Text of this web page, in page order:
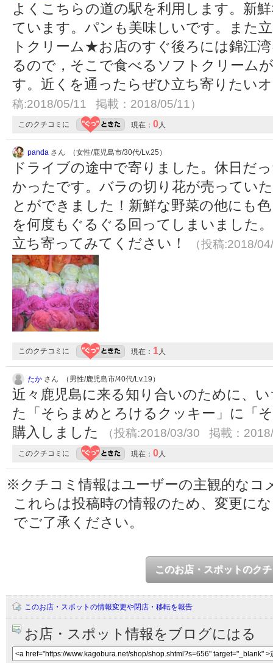
よくこちらの道の駅を利用します。新
ています。パンも美味しいです。また
トクリーム★お店のすぐ後ろには錦江
るので，そこで食べるソフトクリーム
す。近くを通ったらぜひ立ち寄りたい
稿:2018/05/11 掲載：2018/05/11）
このクチコミに 現在： 0人
panda さん （女性/鹿児島市/30代/Lv.25）
ドライブの途中で寄りました。休日だ
かったです。バラの切り花が売ってい
とができました！新鮮な野菜の他にも
を何度もぐるぐる回ってしまいました
立ち寄ってみてください！
（投稿:2018/
このクチコミに 現在： 1人
たか さん （男性/鹿児島市/40代/Lv.19）
近々鹿児島に来る知り合いのために、
た「そらまめとろけるクッキー」に「
購入しました
（投稿:2018/03/30 掲載：
このクチコミに 現在： 0人
※クチコミ情報はユーザーの主観的なコ
これらは投稿時の情報のため、変更に
でご了承ください。
このお店・スポットのク
このお店・スポットの情報変更や閉店・移転を報告
お店・スポット情報をブログにはる